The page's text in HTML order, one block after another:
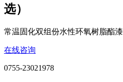
选）
常温固化双组份水性环氧树脂酯漆
在线咨询
0755-23021978